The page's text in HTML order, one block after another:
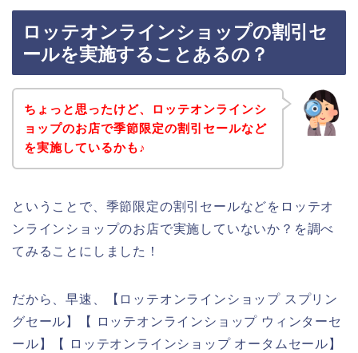
ロッテオンラインショップの割引セ
ールを実施することあるの？
ちょっと思ったけど、ロッテオンラインシ
ョップのお店で季節限定の割引セールなど
を実施しているかも♪
ということで、季節限定の割引セールなどをロッテオ
ンラインショップのお店で実施していないか？を調べ
てみることにしました！
だから、早速、【ロッテオンラインショップ スプリン
グセール】【 ロッテオンラインショップ ウィンターセ
ール】【 ロッテオンラインショップ オータムセール】